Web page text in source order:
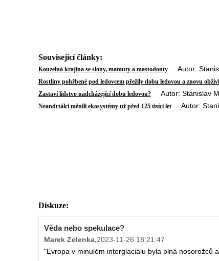
Související články:
Kouzelná krajina se slony, mamuty a mastodontyAutor:
Rostliny pohřbené pod ledovcem přežily dobu ledovou a znovu
Zastaví lidstvo nadcházející dobu ledovou?Autor: Stanislav
Neandrtálci měnili ekosystémy už před 125 tisíci letAutor:
Diskuze:
Věda nebo spekulace?
Marek Zelenka,2023-11-26 18:21:47
"Evropa v minulém interglaciálu byla plná nosorožců